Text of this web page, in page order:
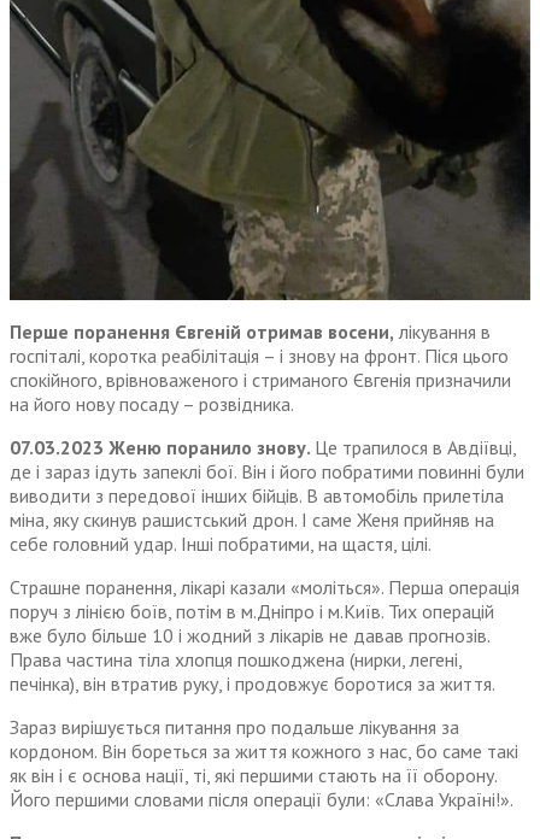
Перше поранення Євгеній отримав восени, лікування в
госпіталі, коротка реабілітація – і знову на фронт. Піся цього
спокійного, врівноваженого і стриманого Євгенія призначили
на його нову посаду – розвідника.
07.03.2023 Женю поранило знову. Це трапилося в Авдіївці,
де і зараз ідуть запеклі бої. Він і його побратими повинні були
виводити з передової інших бійців. В автомобіль прилетіла
міна, яку скинув рашистський дрон. І саме Женя прийняв на
себе головний удар. Інші побратими, на щастя, цілі.
Страшне поранення, лікарі казали «моліться». Перша операція
поруч з лінією боїв, потім в м.Дніпро і м.Київ. Тих операцій
вже було більше 10 і жодний з лікарів не давав прогнозів.
Права частина тіла хлопця пошкоджена (нирки, легені,
печінка), він втратив руку, і продовжує боротися за життя.
Зараз вирішується питання про подальше лікування за
кордоном. Він бореться за життя кожного з нас, бо саме такі
як він і є основа нації, ті, які першими стають на її оборону.
Його першими словами після операції були: «Слава Україні!».